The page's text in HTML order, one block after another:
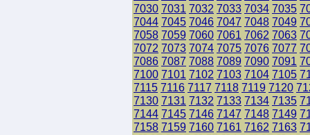
7030 7031 7032 7033 7034 7035
7044 7045 7046 7047 7048 7049
7058 7059 7060 7061 7062 7063
7072 7073 7074 7075 7076 7077
7086 7087 7088 7089 7090 7091
7100 7101 7102 7103 7104 7105
7115 7116 7117 7118 7119 7120
7130 7131 7132 7133 7134 7135
7144 7145 7146 7147 7148 7149
7158 7159 7160 7161 7162 7163